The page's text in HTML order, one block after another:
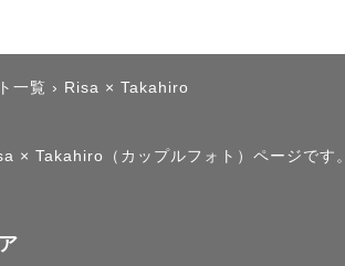
一覧 › Risa × Takahiro
× Takahiro（カップルフォト）ページです。